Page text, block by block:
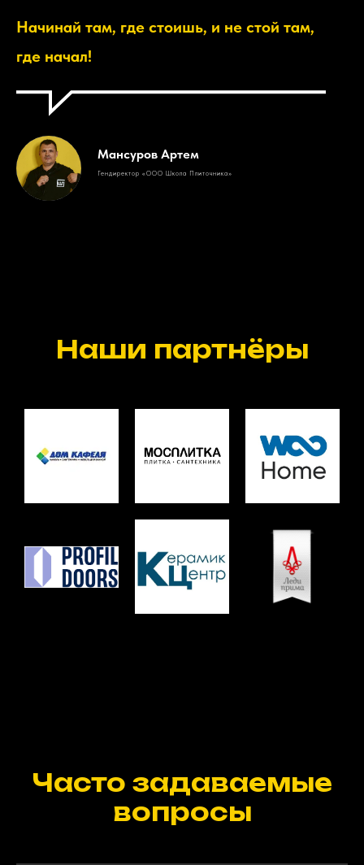
Начинай там, где стоишь, и не стой там,
где начал!
Мансуров Артем
Гендиректор «ООО Школа Плиточника»
Наши партнёры
Часто задаваемые
вопросы